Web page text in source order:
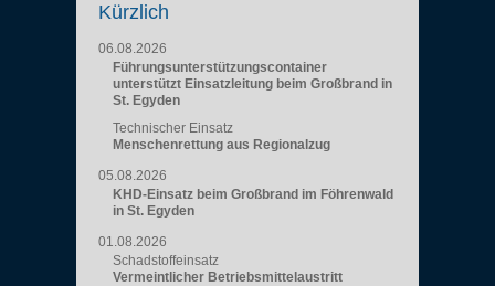
Kürzlich
06.08.2026
Führungsunterstützungscontainer
unterstützt Einsatzleitung beim Großbrand in
St. Egyden
Technischer Einsatz
Menschenrettung aus Regionalzug
05.08.2026
KHD-Einsatz beim Großbrand im Föhrenwald
in St. Egyden
01.08.2026
Schadstoffeinsatz
Vermeintlicher Betriebsmittelaustritt